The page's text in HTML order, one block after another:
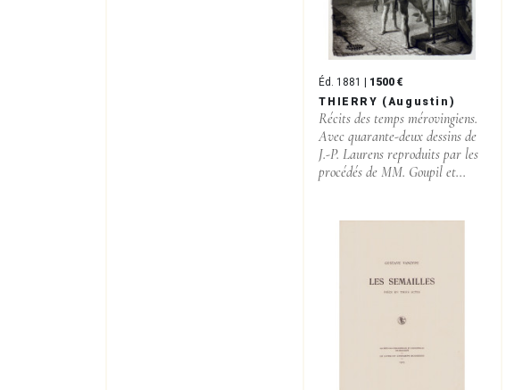
Éd. 1881 | 1500 €
THIERRY (Augustin)
Récits des temps mérovingiens.
Avec quarante-deux dessins de
J.-P. Laurens reproduits par les
procédés de MM. Goupil et...